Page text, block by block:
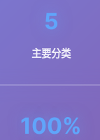
5
主要分类
100%